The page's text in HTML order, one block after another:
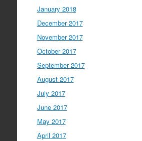
January 2018
December 2017
November 2017
October 2017
September 2017
August 2017
July 2017
June 2017
May 2017
April 2017